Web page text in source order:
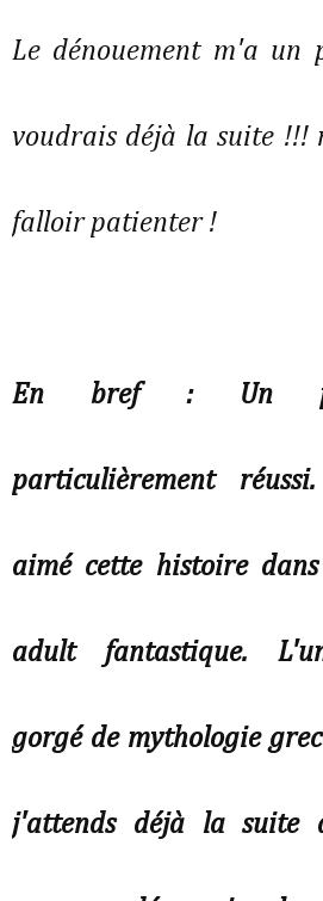
Le dénouement m'a un
voudrais déjà la suite !!!
falloir patienter !
En bref : Un
particulièrement
aimé cette histoire
adult fantastique.
gorgé de mythologie
j'attends déjà la suite